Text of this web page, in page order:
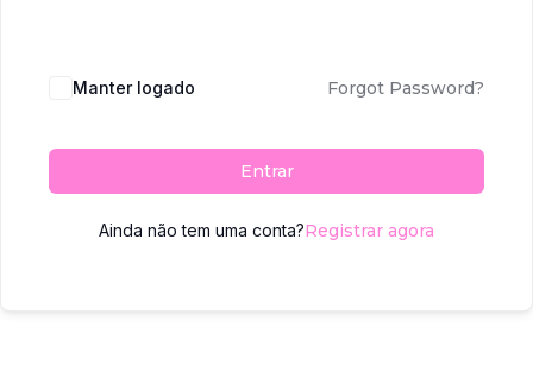
Manter logado Forgot Password?
Entrar
Ainda não tem uma conta?Registrar agora